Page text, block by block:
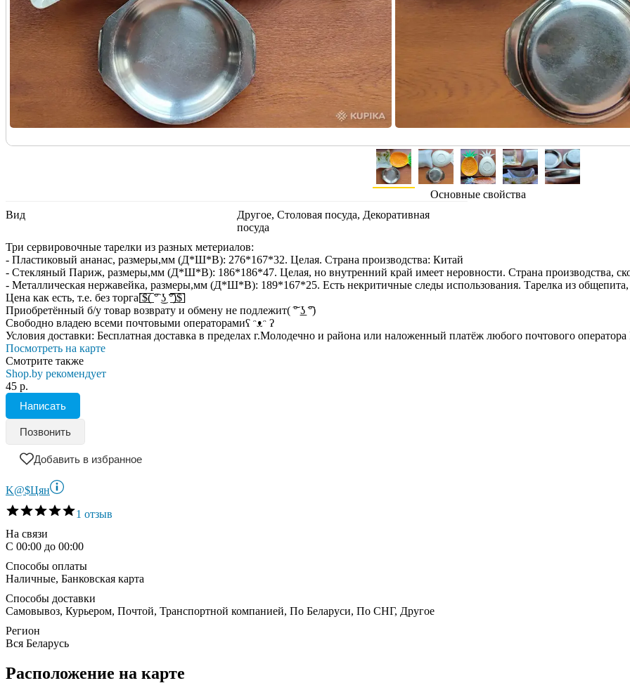
Основные свойства
Вид
Другое, Столовая посуда, Декоративная
посуда
Три сервировочные тарелки из разных метериалов:
- Пластиковый ананас, размеры,мм (Д*Ш*В): 276*167*32. Целая. Страна производства: Китай
- Стекляный Париж, размеры,мм (Д*Ш*В): 186*186*47. Целая, но внутренний край имеет неровности. Страна производства,
- Металлическая нержавейка, размеры,мм (Д*Ш*В): 189*167*25. Есть некритичные следы использования. Тарелка из общепита,
Цена как есть, т.е. без торга[̲̅$̲̅(̲̅ ͡° ͜ʖ ͡°̲̅)̲̅$̲̅]
Приобретённый б/у товар возврату и обмену не подлежит( ͠° ͟ʖ ͡°)
Свободно владею всеми почтовыми операторамиʕ ᵔᴥᵔ ʔ
Условия доставки: Бесплатная доставка в пределах г.Молодечно и района или наложенный платёж любого почтового оператора
Посмотреть на карте
Смотрите также
Shop.by рекомендует
45 р.
Написать
Позвонить
Добавить в избранное
K@$Цян
1 отзыв
На связи
С 00:00 до 00:00
Способы оплаты
Наличные, Банковская карта
Способы доставки
Самовывоз, Курьером, Почтой, Транспортной компанией, По Беларуси, По СНГ, Другое
Регион
Вся Беларусь
Расположение на карте